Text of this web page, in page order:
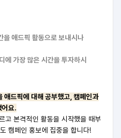
을 애드픽 활동으로 보내시나
에 가장 많은 시간을 투자하시
애드픽에 대해 공부했고, 캠페인과
어요.
고 본격적인 활동을 시작했을 때부
캠페인 홍보에 집중을 합니다!